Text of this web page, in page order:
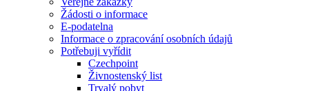
Žádosti o informace
E-podatelna
Informace o zpracování osobních údajů
Potřebuji vyřídit
Czechpoint
Živnostenský list
Trvalý pobyt